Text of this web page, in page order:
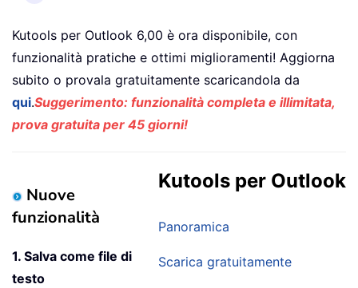
Kutools per Outlook 6,00 è ora disponibile, con
funzionalità pratiche e ottimi miglioramenti! Aggiorna
subito o provala gratuitamente scaricandola da
qui.Suggerimento: funzionalità completa e illimitata,
prova gratuita per 45 giorni!
Kutools per Outlook
Panoramica
Scarica gratuitamente
Nuove
funzionalità
1. Salva come file di
testo